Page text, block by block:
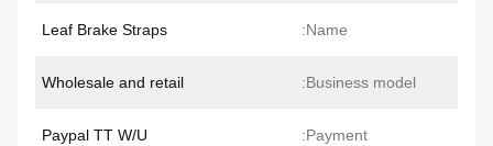
Name:
Leaf Brake Straps
Business model:
Wholesale and retail
Payment:
Paypal TT W/U